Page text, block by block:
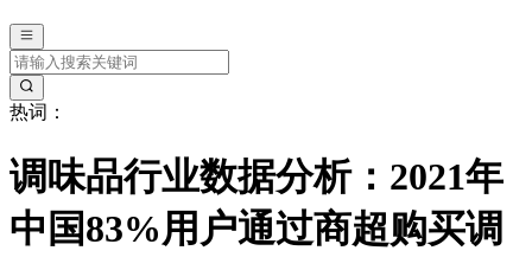
热词：
调味品行业数据分析：2021年
中国83%用户通过商超购买调